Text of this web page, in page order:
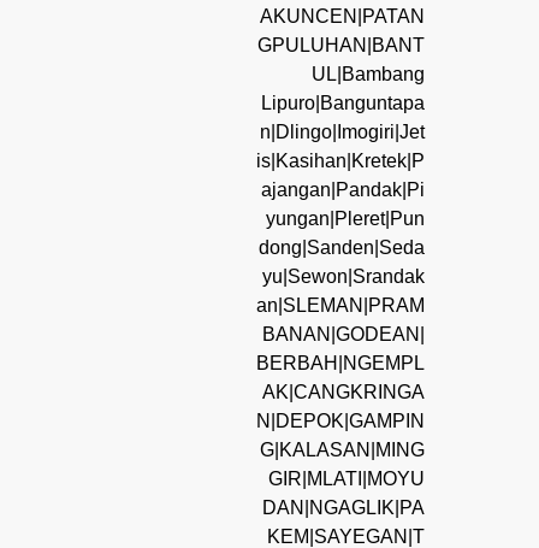
AKUNCEN|PATAN
GPULUHAN|BANT
UL|Bambang
Lipuro|Banguntapa
n|Dlingo|Imogiri|Jet
is|Kasihan|Kretek|P
ajangan|Pandak|Pi
yungan|Pleret|Pun
dong|Sanden|Seda
yu|Sewon|Srandak
an|SLEMAN|PRAM
BANAN|GODEAN|
BERBAH|NGEMPL
AK|CANGKRINGA
N|DEPOK|GAMPIN
G|KALASAN|MING
GIR|MLATI|MOYU
DAN|NGAGLIK|PA
KEM|SAYEGAN|T